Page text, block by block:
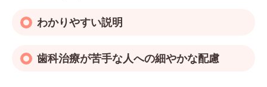
わかりやすい説明
歯科治療が苦手な人への細やかな配慮